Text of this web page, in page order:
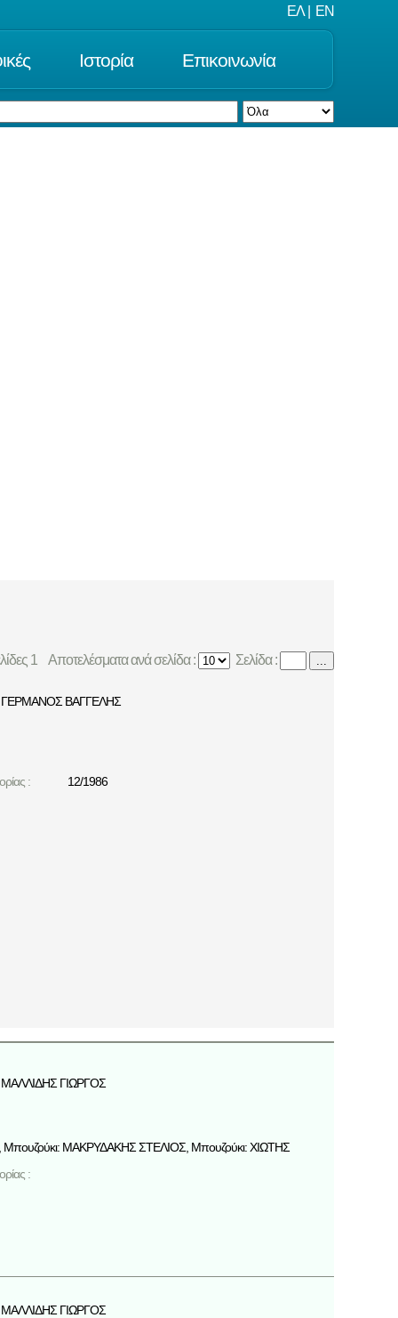
ΕΛ EN
Ιστορία Επικοινωνία
1 Αποτελέσματα ανά σελίδα : Σελίδα : ...
ΓΕΡΜΑΝΟΣ ΒΑΓΓΕΛΗΣ
:
12/1986
ΜΑΛΛΙΔΗΣ ΓΙΩΡΓΟΣ
ΜΑΚΡΥΔΑΚΗΣ ΣΤΕΛΙΟΣ, Μπουζούκι: ΧΙΩΤΗΣ
:
ΜΑΛΛΙΔΗΣ ΓΙΩΡΓΟΣ